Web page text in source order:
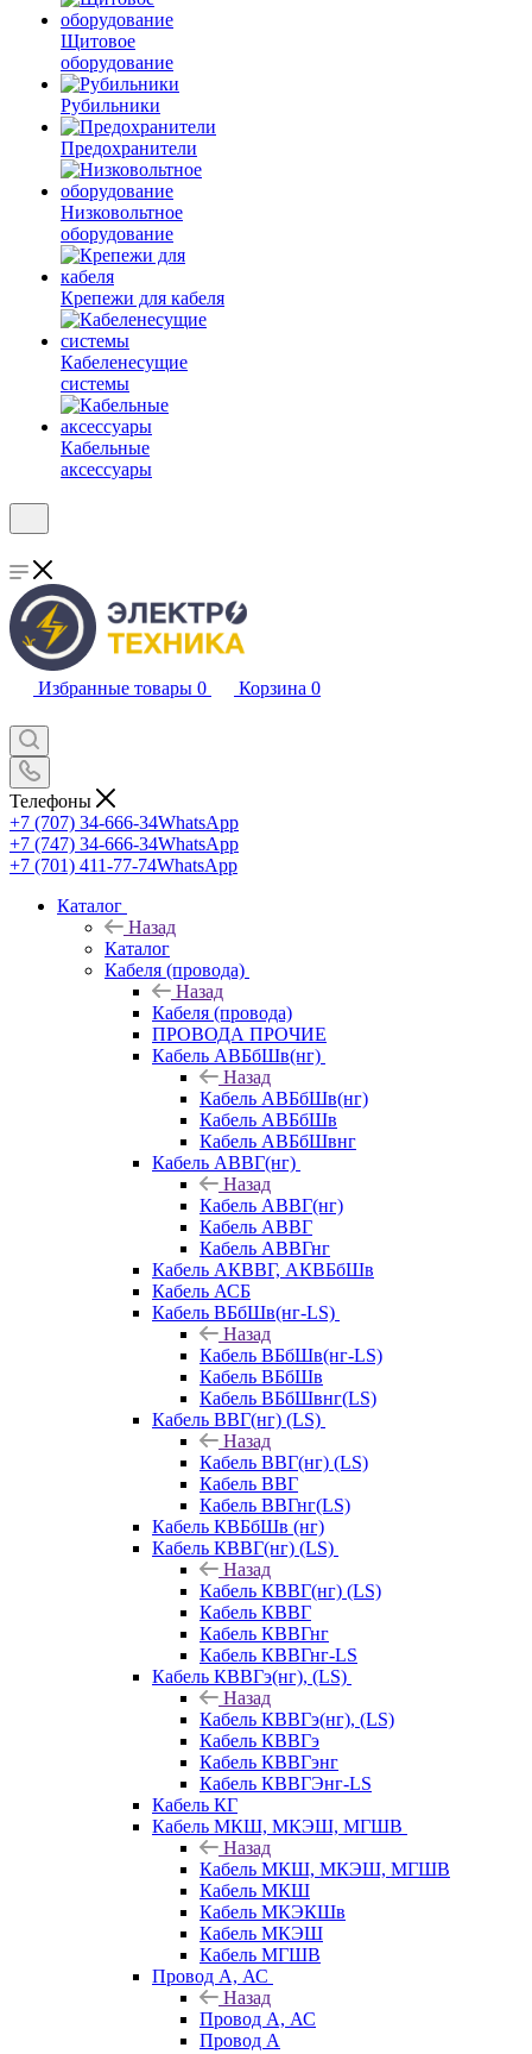
Щитовое
оборудование
Рубильники
Предохранители
Низковольтное
оборудование
Крепежи для кабеля
Кабеленесущие
системы
Кабельные
аксессуары
Избранные товары 0 Корзина 0
Телефоны
+7 (707) 34-666-34WhatsApp
+7 (747) 34-666-34WhatsApp
+7 (701) 411-77-74WhatsApp
Каталог
Назад
Каталог
Кабеля (провода)
Назад
Кабеля (провода)
ПРОВОДА ПРОЧИЕ
Кабель АВБбШв(нг)
Назад
Кабель АВБбШв(нг)
Кабель АВБбШв
Кабель АВБбШвнг
Кабель АВВГ(нг)
Назад
Кабель АВВГ(нг)
Кабель АВВГ
Кабель АВВГнг
Кабель АКВВГ, АКВБбШв
Кабель АСБ
Кабель ВБбШв(нг-LS)
Назад
Кабель ВБбШв(нг-LS)
Кабель ВБбШв
Кабель ВБбШвнг(LS)
Кабель ВВГ(нг) (LS)
Назад
Кабель ВВГ(нг) (LS)
Кабель ВВГ
Кабель ВВГнг(LS)
Кабель КВБбШв (нг)
Кабель КВВГ(нг) (LS)
Назад
Кабель КВВГ(нг) (LS)
Кабель КВВГ
Кабель КВВГнг
Кабель КВВГнг-LS
Кабель КВВГэ(нг), (LS)
Назад
Кабель КВВГэ(нг), (LS)
Кабель КВВГэ
Кабель КВВГэнг
Кабель КВВГЭнг-LS
Кабель КГ
Кабель МКШ, МКЭШ, МГШВ
Назад
Кабель МКШ, МКЭШ, МГШВ
Кабель МКШ
Кабель МКЭКШв
Кабель МКЭШ
Кабель МГШВ
Провод А, АС
Назад
Провод А, АС
Провод А